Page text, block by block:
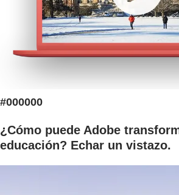
#000000
¿Cómo puede Adobe
educación? Echar un vistazo.